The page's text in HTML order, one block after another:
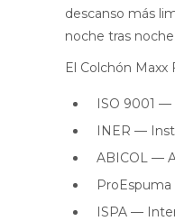
descanso más
noche tras noche.
El Colchón
ISO 9001 —
INER —
ABICOL —
ISPA —